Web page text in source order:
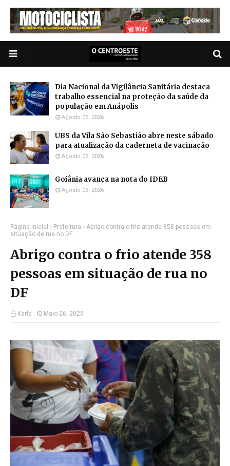
Dia Nacional da Vigilância Sanitária destaca
trabalho essencial na proteção da saúde da
população em Anápolis
Agosto 05, 2026
UBS da Vila São Sebastião abre neste sábado
para atualização da caderneta de vacinação
Agosto 05, 2026
Goiânia avança na nota do IDEB
Agosto 05, 2026
Página inicial Prefeitura
Abrigo contra o frio atende 358 pessoas em
situação de rua no DF
Abrigo contra o frio atende 358
pessoas em situação de rua no
DF
Karla Maio 26, 2025